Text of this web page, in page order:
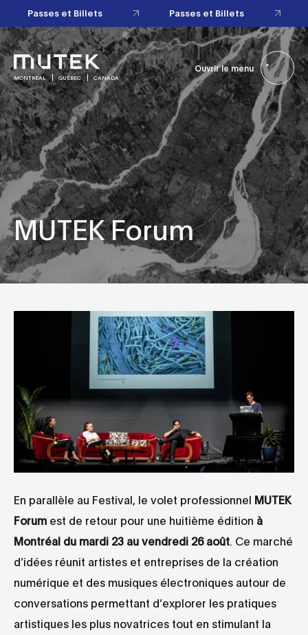
et Billets Passes et Billets
MONTRÉAL QUÉBEC CANADA
Ouvrir le menu
MUTEK Forum
En parallèle au Festival, le volet professionnel MUTEK
Forum est de retour pour une huitième édition à
Montréal du mardi 23 au vendredi 26 août . Ce marché
d’idées réunit artistes et entreprises de la création
numérique et des musiques électroniques autour de
conversations permettant d’explorer les pratiques
artistiques les plus novatrices tout en stimulant la